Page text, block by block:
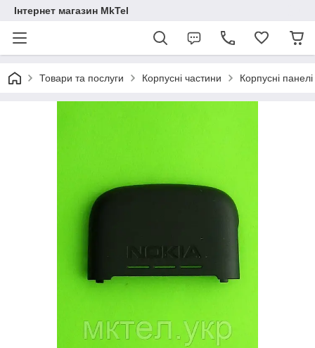
Інтернет магазин MkTel
Товари та послуги Корпусні частини Корпусні панелі